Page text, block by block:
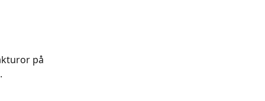
på